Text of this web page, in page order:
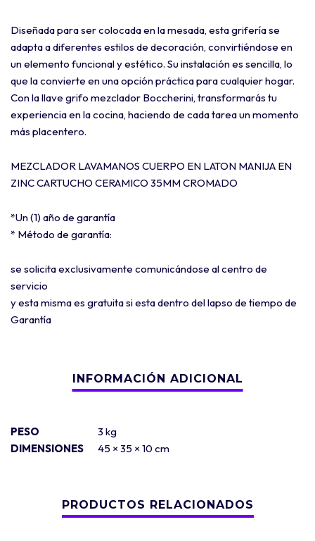
Diseñada para ser colocada en la mesada, esta grifería se
adapta a diferentes estilos de decoración, convirtiéndose en
un elemento funcional y estético. Su instalación es sencilla, lo
que la convierte en una opción práctica para cualquier hogar.
Con la llave grifo mezclador Boccherini, transformarás tu
experiencia en la cocina, haciendo de cada tarea un momento
más placentero.
MEZCLADOR LAVAMANOS CUERPO EN LATON MANIJA EN
ZINC CARTUCHO CERAMICO 35MM CROMADO
*Un (1) año de garantía
* Método de garantía:
se solicita exclusivamente comunicándose al centro de
servicio
y esta misma es gratuita si esta dentro del lapso de tiempo de
Garantía
PESO
3 kg
DIMENSIONES
45 × 35 × 10 cm
PRODUCTOS RELACIONADOS